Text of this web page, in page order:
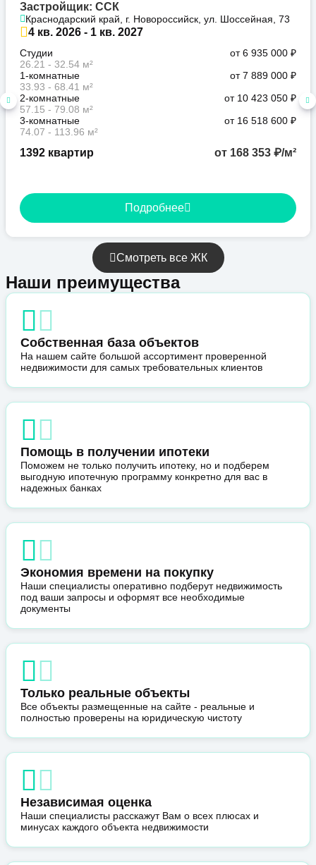
Застройщик: ССК
Краснодарский край, г. Новороссийск, ул. Шоссейная, 73
4 кв. 2026 - 1 кв. 2027
Студии
26.21 - 32.54 м²
от 6 935 000 ₽
1-комнатные
33.93 - 68.41 м²
от 7 889 000 ₽
2-комнатные
57.15 - 79.08 м²
от 10 423 050 ₽
3-комнатные
74.07 - 113.96 м²
от 16 518 600 ₽
1392 квартир от 168 353 ₽/м²
Подробнее
Смотреть все ЖК
Наши преимущества
Собственная база объектов
На нашем сайте большой ассортимент проверенной
недвижимости для самых требовательных клиентов
Помощь в получении ипотеки
Поможем не только получить ипотеку, но и подберем
выгодную ипотечную программу конкретно для вас в
надежных банках
Экономия времени на покупку
Наши специалисты оперативно подберут недвижимость
под ваши запросы и оформят все необходимые
документы
Только реальные объекты
Все объекты размещенные на сайте - реальные и
полностью проверены на юридическую чистоту
Независимая оценка
Наши специалисты расскажут Вам о всех плюсах и
минусах каждого объекта недвижимости